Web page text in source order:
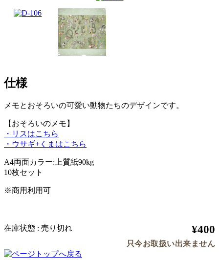
仕様
メモとおそろいの可愛い動物たちのデザインです。
【おそろいのメモ】
・リスはこちら
・ウサギ+くまはこちら
A4両面カラー:上質紙90kg
10枚セット
※商用利用可
在庫状態 : 売り切れ ¥400
只今お取扱い出来ません